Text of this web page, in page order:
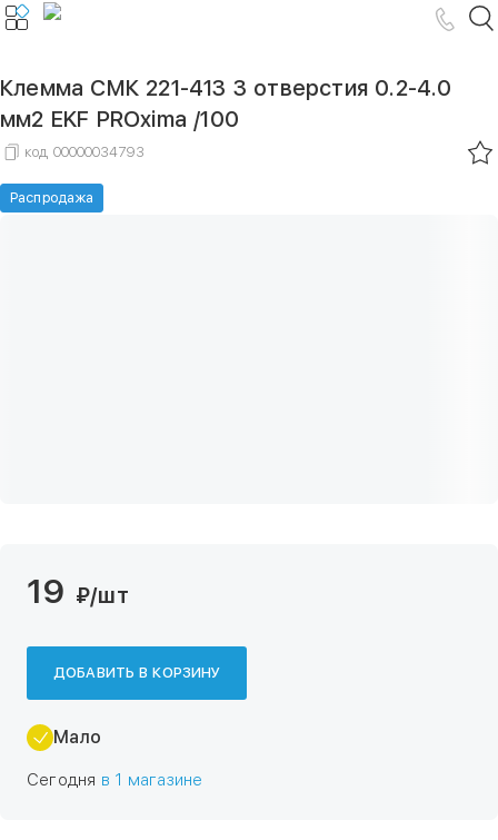
Клемма СМК 221-413 3 отверстия 0.2-4.0
мм2 EKF PROxima /100
код 00000034793
Распродажа
19 ₽/шт
ДОБАВИТЬ В КОРЗИНУ
Мало
Сегодня в 1 магазине